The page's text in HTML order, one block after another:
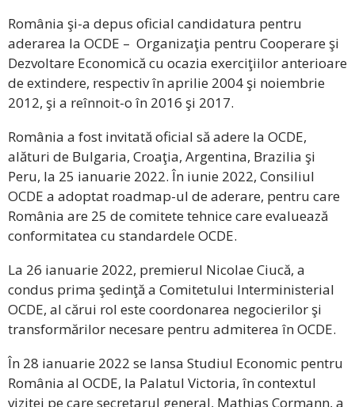
România şi-a depus oficial candidatura pentru
aderarea la OCDE – Organizaţia pentru Cooperare şi
Dezvoltare Economică cu ocazia exerciţiilor anterioare
de extindere, respectiv în aprilie 2004 şi noiembrie
2012, şi a reînnoit-o în 2016 şi 2017.
România a fost invitată oficial să adere la OCDE,
alături de Bulgaria, Croaţia, Argentina, Brazilia şi
Peru, la 25 ianuarie 2022. În iunie 2022, Consiliul
OCDE a adoptat roadmap-ul de aderare, pentru care
România are 25 de comitete tehnice care evaluează
conformitatea cu standardele OCDE.
La 26 ianuarie 2022, premierul Nicolae Ciucă, a
condus prima şedinţă a Comitetului Interministerial
OCDE, al cărui rol este coordonarea negocierilor şi
transformărilor necesare pentru admiterea în OCDE.
În 28 ianuarie 2022 se lansa Studiul Economic pentru
România al OCDE, la Palatul Victoria, în contextul
vizitei pe care secretarul general, Mathias Cormann, a